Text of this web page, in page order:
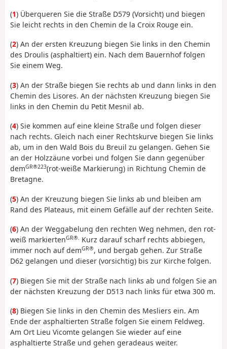
(1) Überqueren Sie die Straße D579 (Vorsicht) und biegen
Sie leicht rechts in den Chemin de la Croix Rouge ein.
(2) An der ersten Kreuzung biegen Sie links in den Chemin
des Droulis (asphaltiert) ein. Nach dem Bauernhof folgen
Sie einem Weg.
(3) An der Straße biegen Sie rechts ab und dann links in den
Chemin des Lisores. An der nächsten Kreuzung biegen Sie
links in den Chemin du Petit Mesnil ab.
(4) Sie kommen auf eine kleine Straße und folgen dieser
nach rechts. Gleich nach einer Rechtskurve biegen Sie links
ab, um in den Wald Bois du Breuil zu gelangen. Gehen Sie
an der Holzzäune vorbei und folgen Sie dann gegenüber
demGR®223(rot-weiße Markierung) in Richtung Chemin de
Bretagne.
(5) An der Kreuzung biegen Sie links ab und bleiben am
Rand des Plateaus, mit einem Gefälle auf der rechten Seite.
(6) An der Weggabelung den rechten Weg nehmen, den rot-
weiß markiertenGR®. Kurz darauf scharf rechts abbiegen,
immer noch auf demGR®, und bergab gehen. Zur Straße
D62 gelangen und dieser (vorsichtig) bis zur Kirche folgen.
(7) Biegen Sie mit der Straße nach links ab und folgen Sie an
der nächsten Kreuzung der D513 nach links für etwa 300 m.
(8) Biegen Sie links in den Chemin des Mesliers ein. Am
Ende der asphaltierten Straße folgen Sie einem Feldweg.
Am Ort Lieu Vicomte gelangen Sie wieder auf eine
asphaltierte Straße und gehen geradeaus weiter.